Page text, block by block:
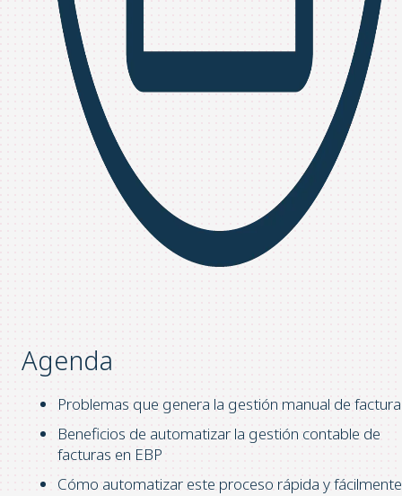
Agenda
Problemas que genera la gestión manual de
Beneficios de automatizar la gestión contable de
facturas en EBP
Cómo automatizar este proceso rápida y fácilmente